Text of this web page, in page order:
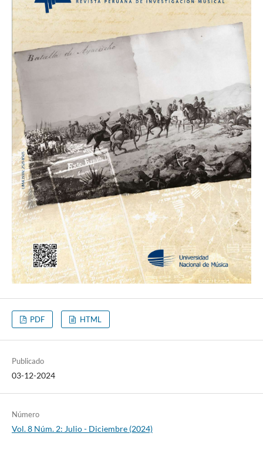
PDF HTML
Publicado
03-12-2024
Número
Vol. 8 Núm. 2: Julio - Diciembre (2024)